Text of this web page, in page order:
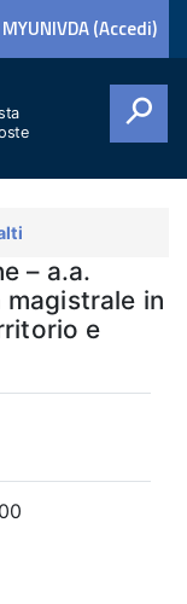
MYUNIVDA (Accedi)
– a.a.
in
e